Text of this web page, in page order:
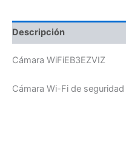
Descripción
Cámara WiFiEB3EZVIZ
Cámara Wi-Fi de